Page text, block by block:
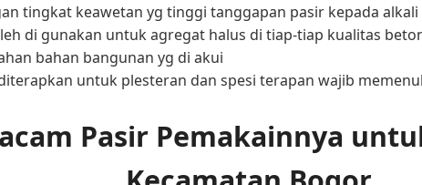
tingkat keawetan yg tinggi tanggapan pasir kepada
di gunakan untuk agregat halus di tiap-tiap kualitas
bahan bangunan yg di akui
untuk plesteran dan spesi terapan wajib
Pasir Pemakainnya